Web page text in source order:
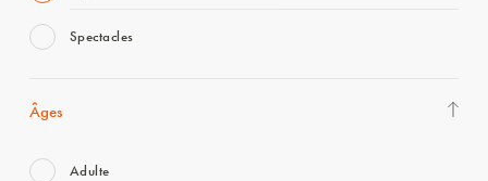
Spectacles
Âges
Adulte